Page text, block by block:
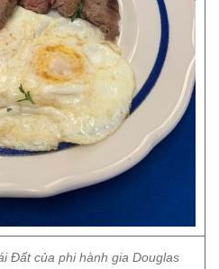
Đất của phi hành gia Douglas